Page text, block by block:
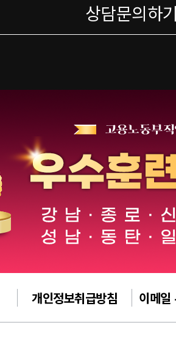
상담문의하
개인정보취급방침 이메일